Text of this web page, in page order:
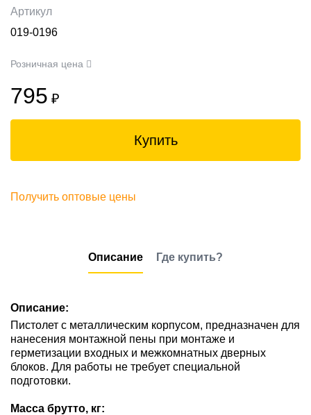
Артикул
019-0196
Розничная цена
795 ₽
Купить
Получить оптовые цены
Описание Где купить?
Описание:
Пистолет c металлическим корпусом, предназначен для
нанесения монтажной пены при монтаже и
герметизации входных и межкомнатных дверных
блоков. Для работы не требует специальной
подготовки.
Масса брутто, кг: